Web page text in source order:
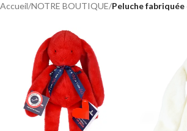
Accueil/NOTRE BOUTIQUE/Peluche fabriquée